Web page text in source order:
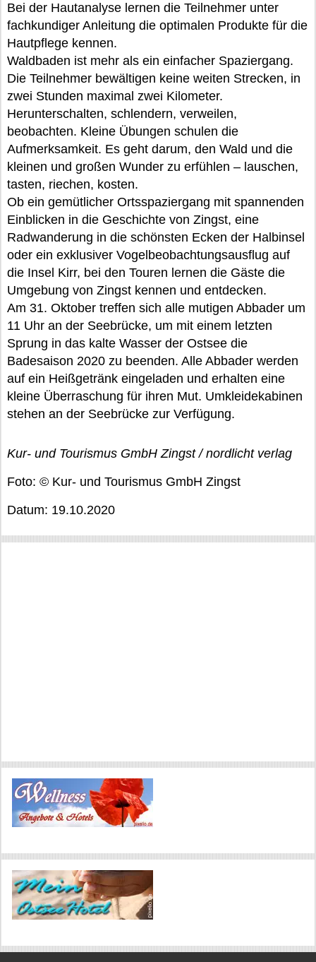
Bei der Hautanalyse lernen die Teilnehmer unter
fachkundiger Anleitung die optimalen Produkte für die
Hautpflege kennen.
Waldbaden ist mehr als ein einfacher Spaziergang.
Die Teilnehmer bewältigen keine weiten Strecken, in
zwei Stunden maximal zwei Kilometer.
Herunterschalten, schlendern, verweilen,
beobachten. Kleine Übungen schulen die
Aufmerksamkeit. Es geht darum, den Wald und die
kleinen und großen Wunder zu erfühlen – lauschen,
tasten, riechen, kosten.
Ob ein gemütlicher Ortsspaziergang mit spannenden
Einblicken in die Geschichte von Zingst, eine
Radwanderung in die schönsten Ecken der Halbinsel
oder ein exklusiver Vogelbeobachtungsausflug auf
die Insel Kirr, bei den Touren lernen die Gäste die
Umgebung von Zingst kennen und entdecken.
Am 31. Oktober treffen sich alle mutigen Abbader um
11 Uhr an der Seebrücke, um mit einem letzten
Sprung in das kalte Wasser der Ostsee die
Badesaison 2020 zu beenden. Alle Abbader werden
auf ein Heißgetränk eingeladen und erhalten eine
kleine Überraschung für ihren Mut. Umkleidekabinen
stehen an der Seebrücke zur Verfügung.
Kur- und Tourismus GmbH Zingst / nordlicht verlag
Foto: © Kur- und Tourismus GmbH Zingst
Datum: 19.10.2020